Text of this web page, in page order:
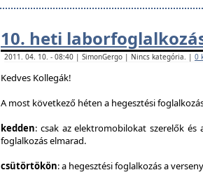
10. heti
2011. 04. 10. - 08:40 | SimonGergo | Nincs kategória. | 0
Kedves Kollegák!
A most következő héten a hegesztési
kedden: csak az elektromobilokat szerelők
foglalkozás elmarad.
csütörtökön: a hegesztési foglalkozás a